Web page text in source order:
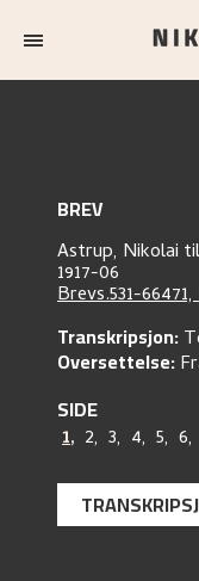
BREV
Astrup, Nikolai til
1917-06
Brevs.531-
Transkripsjon:
Oversettelse:
SIDE
1, 2, 3, 4, 5, 6,